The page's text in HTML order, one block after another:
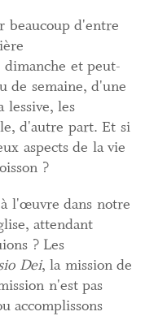
beaucoup d'entre
et peut-
de semaine, d'une
lessive, les
d'autre part. Et si
aspects de la vie
?
l'œuvre dans notre
attendant
? Les
Dei, la mission de
n'est pas
accomplissons